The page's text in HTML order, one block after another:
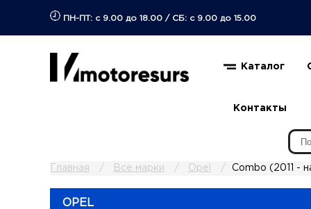
ПН-ПТ: с 9.00 до 18.00 / СБ: с 9.00 до 15.00
Каталог
Контакты
Главная Все марки Opel Combo (2011 -
OPEL